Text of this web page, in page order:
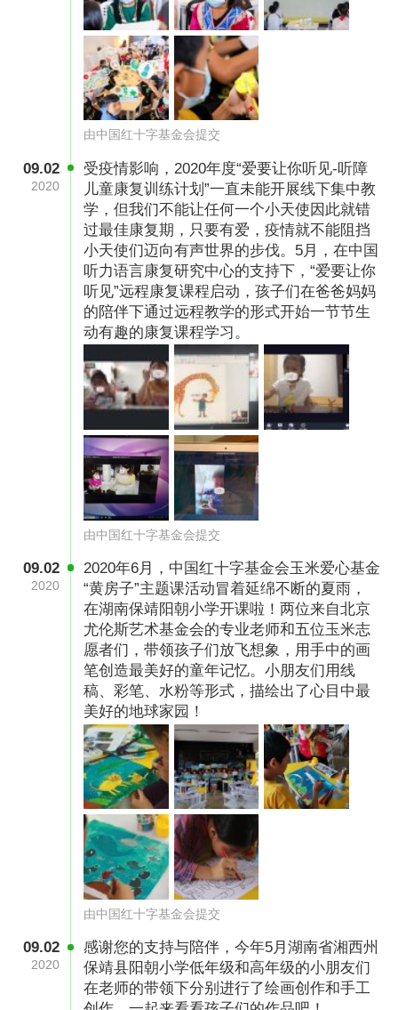
由中国红十字基金会提交
09.02
2020
受疫情影响，2020年度“爱要让你听见-听障
儿童康复训练计划”一直未能开展线下集中教
学，但我们不能让任何一个小天使因此就错
过最佳康复期，只要有爱，疫情就不能阻挡
小天使们迈向有声世界的步伐。5月，在中国
听力语言康复研究中心的支持下，“爱要让你
听见”远程康复课程启动，孩子们在爸爸妈妈
的陪伴下通过远程教学的形式开始一节节生
动有趣的康复课程学习。
由中国红十字基金会提交
09.02
2020
2020年6月，中国红十字基金会玉米爱心基金
“黄房子”主题课活动冒着延绵不断的夏雨，
在湖南保靖阳朝小学开课啦！两位来自北京
尤伦斯艺术基金会的专业老师和五位玉米志
愿者们，带领孩子们放飞想象，用手中的画
笔创造最美好的童年记忆。小朋友们用线
稿、彩笔、水粉等形式，描绘出了心目中最
美好的地球家园！
由中国红十字基金会提交
09.02
2020
感谢您的支持与陪伴，今年5月湖南省湘西州
保靖县阳朝小学低年级和高年级的小朋友们
在老师的带领下分别进行了绘画创作和手工